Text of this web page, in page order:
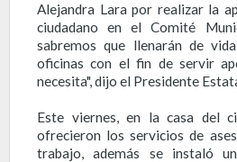
Alejandra Lara por realizar la
ciudadano en el Comité
sabremos que llenarán de
oficinas con el fin de servir
necesita", dijo el Presidente
Este viernes, en la casa del
ofrecieron los servicios de
trabajo, además se instaló